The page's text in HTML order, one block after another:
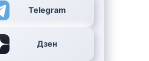
Telegram
Дзен